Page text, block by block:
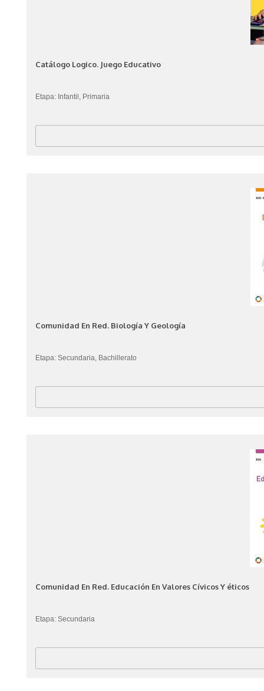
Catálogo Logico. Juego Educativo
Etapa: Infantil, Primaria
Comunidad En Red. Biología Y Geología
Etapa: Secundaria, Bachillerato
Comunidad En Red. Educación En Valores Cívicos Y éticos
Etapa: Secundaria